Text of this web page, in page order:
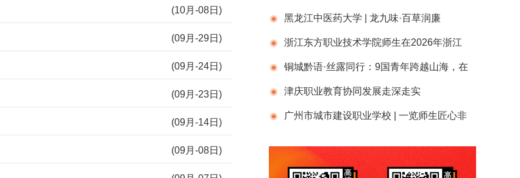
(10月-08日)
(09月-29日)
(09月-24日)
(09月-23日)
(09月-14日)
(09月-08日)
业典礼黑龙江中医药大学 | 龙九味·百草润廉
浙江东方职业技术学院师生在2026年浙江
省高校思政微课大赛中荣获佳绩！
铜城黔语·丝露同行：9国青年跨越山海，在
贵州完成一场文明的双向奔赴
津庆职业教育协同发展走深走实
广州市城市建设职业学校 | 一览师生匠心非